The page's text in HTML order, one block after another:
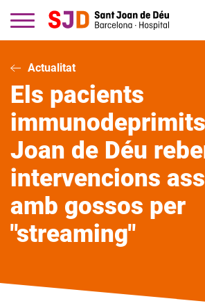
contingut
Actualitat
Els pacients
Joan de Déu
intervencions
amb gossos per
"streaming"